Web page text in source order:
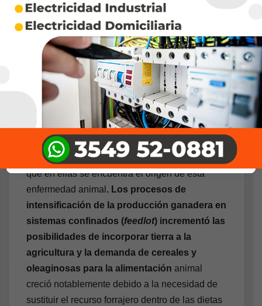
complejo
agroindustrial
En 1996, con la aparición de la Encefalopatía
Espongiforme Bovina (EEB), o “síndrome de la
vaca loca”, en el Reino Unido, y su posterior
transmisión hacia otros países europeos, se
produjo un aumento de la demanda de soja
para sustituir a las harinas óseas y cárnicas, ya
que en ellas se encuentra el origen de esta
enfermedad animal . Los procesos de
intensificación de la producción ganadera en
sistemas confinados (feedlot) incrementó las
posibilidades de incorporar tierra a la
agricultura y la demanda de cereales y
oleaginosas para la alimentación animal
creció notablemente debido a la necesidad de
sustituir el recurso forrajero dentro de las dietas